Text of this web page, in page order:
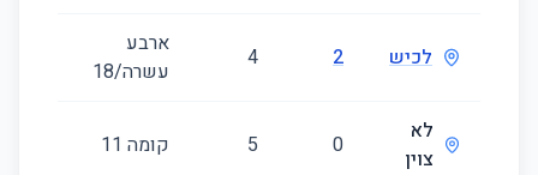
לכיש 2
4
ארבע
עשרה/18
לא
צוין
0
5 קומה ‎11‏